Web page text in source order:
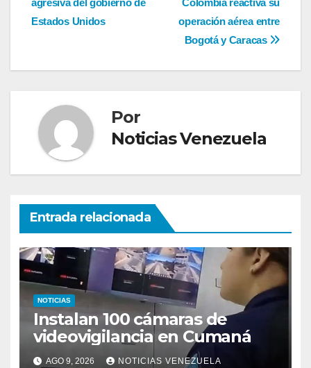
de
operación aérea entre
Bogotá y Caracas
Estados Unidos
Por
Noticias Venezuela
Entrada relacionada
NOTICIAS
Instalan 100 cámaras de
videovigilancia en Cumaná
AGO 9, 2026 NOTICIAS VENEZUELA